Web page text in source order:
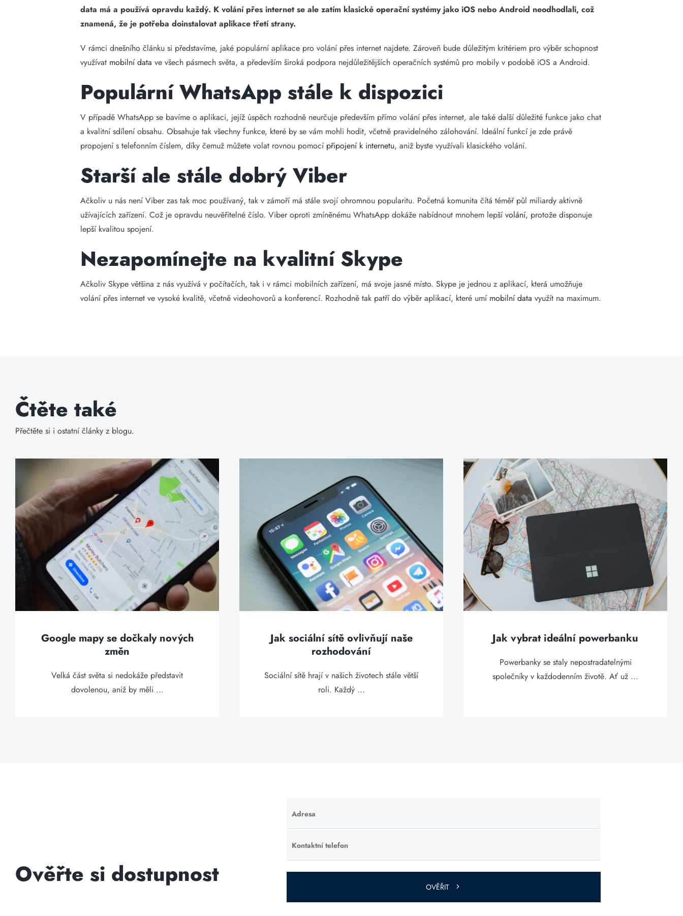
data má a používá opravdu každý. K volání přes internet se ale zatím klasické operační systémy jako iOS nebo Android neodhodlali, což
znamená, že je potřeba doinstalovat aplikace třetí strany.
V rámci dnešního článku si představíme, jaké populární aplikace pro volání přes internet najdete. Zároveň bude důležitým kritériem pro výběr schopnost
využívat mobilní data ve všech pásmech světa, a především široká podpora nejdůležitějších operačních systémů pro mobily v podobě iOS a Android.
Populární WhatsApp stále k dispozici
V případě WhatsApp se bavíme o aplikaci, jejíž úspěch rozhodně neurčuje především přímo volání přes internet, ale také další důležité funkce jako chat
a kvalitní sdílení obsahu. Obsahuje tak všechny funkce, které by se vám mohli hodit, včetně pravidelného zálohování. Ideální funkcí je zde právě
propojení s telefonním číslem, díky čemuž můžete volat rovnou pomocí připojení k internetu, aniž byste využívali klasického volání.
Starší ale stále dobrý Viber
Ačkoliv u nás není Viber zas tak moc používaný, tak v zámoří má stále svojí ohromnou popularitu. Početná komunita čítá téměř půl miliardy aktivně
užívajících zařízení. Což je opravdu neuvěřitelné číslo. Viber oproti zmíněnému WhatsApp dokáže nabídnout mnohem lepšívolání, protože disponuje
lepší kvalitou spojení.
Nezapomínejte na kvalitní Skype
Ačkoliv Skype většina z nás využívá v počítačích, tak i v rámci mobilních zařízení, má svoje jasné místo. Skype je jednou z aplikací, která umožňuje
volání přes internet ve vysoké kvalitě, včetně videohovorů a konferencí. Rozhodně tak patří do výběr aplikací, které umí mobilní data využít na maximum.
Čtěte také
Přečtěte si i ostatní články z blogu.
Google mapy se dočkaly nových
změn
Velká část světa si nedokáže představit
dovolenou, aniž by měli ...
Jak sociální sítě ovlivňují naše
rozhodování
Sociální sítě hrají v našich životech stále větší
roli. Každý ...
Jak vybrat ideální powerbanku
Powerbanky se staly nepostradatelnými
společníky v každodenním životě. Ať už ...
Ověřte si dostupnost
Adresa
Ponechte
toto pole
prázdné.
Kontaktní telefon
Ponechte
toto pole
prázdné.
OVĚŘIT